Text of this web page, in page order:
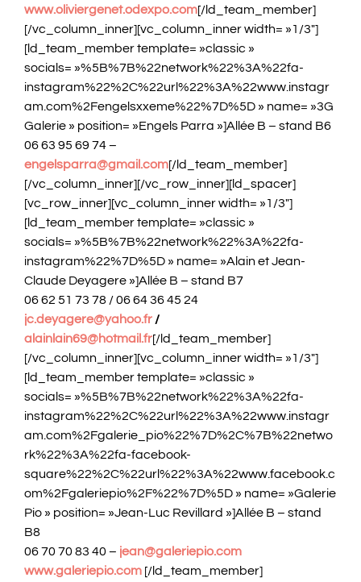
www.oliviergenet.odexpo.com[/ld_team_member]
[/vc_column_inner][vc_column_inner width= »1/3″]
[ld_team_member template= »classic »
socials= »%5B%7B%22network%22%3A%22fa-
instagram%22%2C%22url%22%3A%22www.instagr
am.com%2Fengelsxxeme%22%7D%5D » name= »3G
Galerie » position= »Engels Parra »]Allée B – stand B6
06 63 95 69 74 –
engelsparra@gmail.com[/ld_team_member]
[/vc_column_inner][/vc_row_inner][ld_spacer]
[vc_row_inner][vc_column_inner width= »1/3″]
[ld_team_member template= »classic »
socials= »%5B%7B%22network%22%3A%22fa-
instagram%22%7D%5D » name= »Alain et Jean-
Claude Deyagere »]Allée B – stand B7
06 62 51 73 78 / 06 64 36 45 24
jc.deyagere@yahoo.fr /
alainlain69@hotmail.fr[/ld_team_member]
[/vc_column_inner][vc_column_inner width= »1/3″]
[ld_team_member template= »classic »
socials= »%5B%7B%22network%22%3A%22fa-
instagram%22%2C%22url%22%3A%22www.instagr
am.com%2Fgalerie_pio%22%7D%2C%7B%22netwo
rk%22%3A%22fa-facebook-
square%22%2C%22url%22%3A%22www.facebook.c
om%2Fgaleriepio%2F%22%7D%5D » name= »Galerie
Pio » position= »Jean-Luc Revillard »]Allée B – stand
B8
06 70 70 83 40 – jean@galeriepio.com
www.galeriepio.com [/ld_team_member]